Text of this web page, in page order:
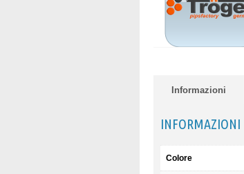
Informazioni
INFORMAZIONI
Colore